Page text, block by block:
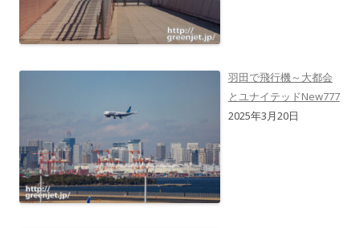
羽田で飛行機～大都会
とユナイテッドNew777
2025年3月20日